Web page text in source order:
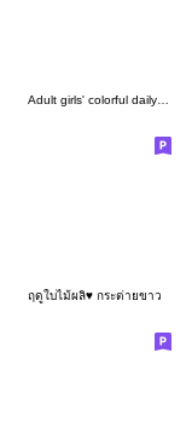
Adult girls' colorful daily life A&W15
ฤดูใบไม้ผลิ♥️ ︎กระต่ายขาว